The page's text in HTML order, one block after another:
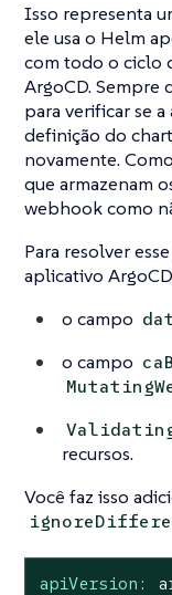
Isso representa
ele usa o Helm
com todo o ciclo
ArgoCD. Sempre
para verificar se
definição do
novamente.
que armazenam
webhook como
Para resolver
aplicativo
o campo
o campo
recursos.
Você faz isso
apiVersion: